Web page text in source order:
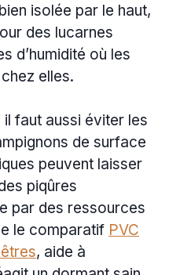
isolée par le haut,
des lucarnes
d’humidité où les
elles.
faut aussi éviter les
de surface
peuvent laisser
piqûres
par des ressources
le comparatif PVC
, aide à